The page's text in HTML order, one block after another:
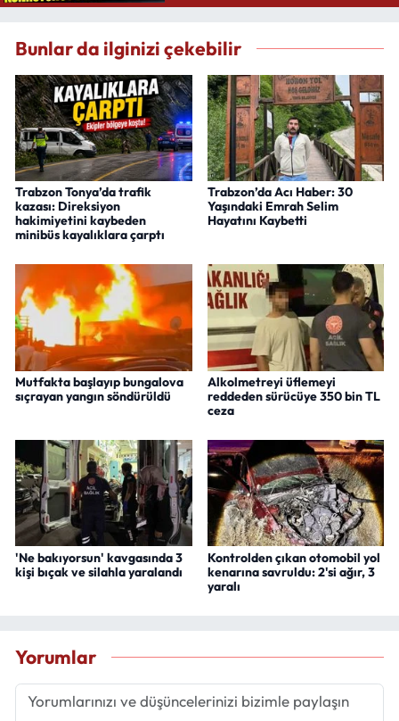
Bunlar da ilginizi çekebilir
Trabzon Tonya’da trafik
kazası: Direksiyon
hakimiyetini kaybeden
minibüs kayalıklara çarptı
Trabzon’da Acı Haber: 30
Yaşındaki Emrah Selim
Hayatını Kaybetti
Mutfakta başlayıp bungalova
sıçrayan yangın söndürüldü
Alkolmetreyi üflemeyi
reddeden sürücüye 350 bin TL
ceza
'Ne bakıyorsun' kavgasında 3
kişi bıçak ve silahla yaralandı
Kontrolden çıkan otomobil yol
kenarına savruldu: 2'si ağır, 3
yaralı
Yorumlar